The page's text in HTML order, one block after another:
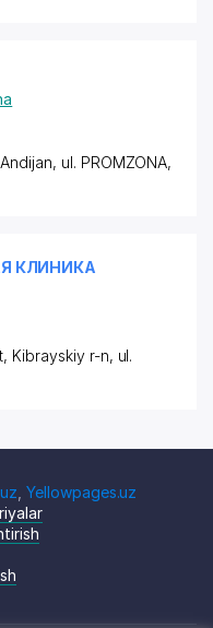
Andijan, ul. PROMZONA,
КЛИНИКА
Kibrayskiy r-n, ul.
,Yellowpages.uz